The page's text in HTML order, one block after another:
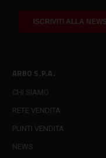
ARBO S.P.A.
CHI SIAMO
RETE VENDITA
PUNTI VENDITA
NEWS